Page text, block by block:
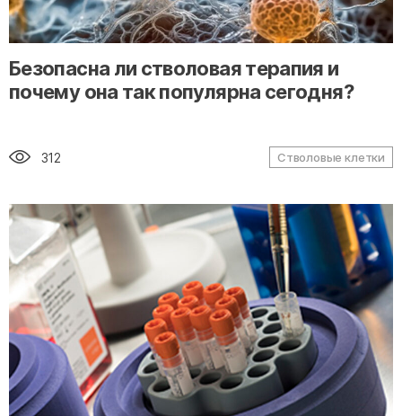
" alt="loading" class="img-responsive"/>
Безопасна ли стволовая терапия и
почему она так популярна сегодня?
312 Стволовые клетки